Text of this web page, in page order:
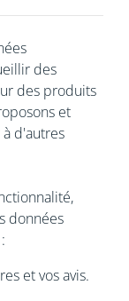
des
des produits
et
d'autres
données
et vos avis.